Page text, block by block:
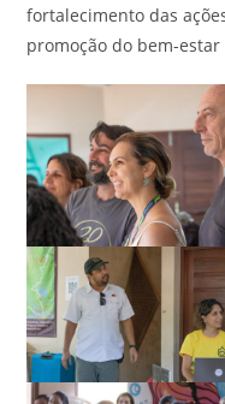
fortalecimento das
promoção do bem-